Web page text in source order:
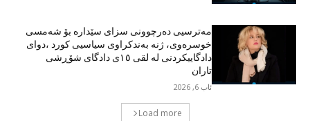
مەترسیی دەرچوونی سزای سێدارە بۆ شەمسی
خوسرەوی، ژنە بەندکراوی سیاسیی کورد ،دوای
دادگاییکردنی لە لقی ١٥ی دادگای شۆڕشی
تاران
ئاب 6, 2026
Load more